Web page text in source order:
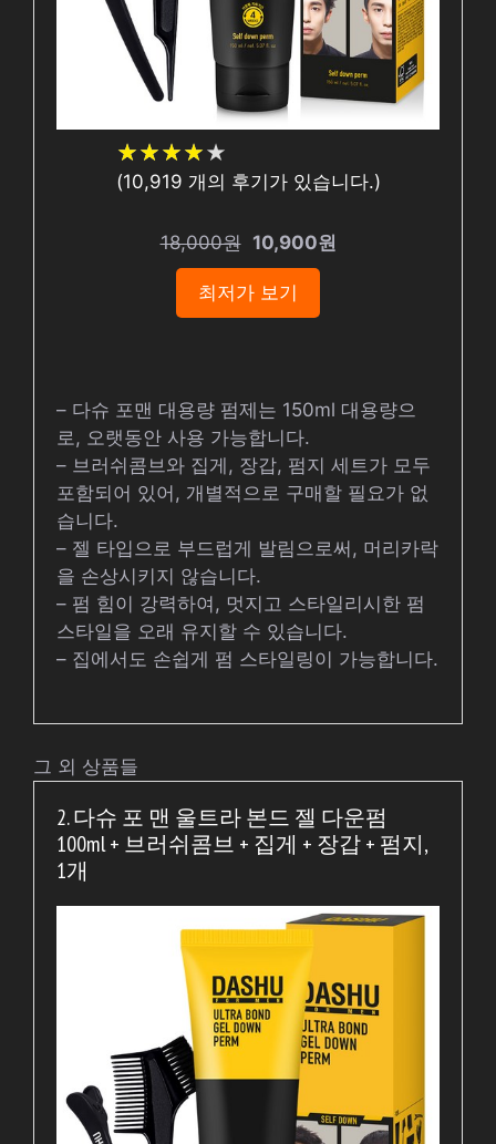
★★★★★
★★★★★
(10,919 개의 후기가 있습니다.)
18,000원 10,900원
최저가 보기
– 다슈 포맨 대용량 펌제는 150ml 대용량으
로, 오랫동안 사용 가능합니다.
– 브러쉬콤브와 집게, 장갑, 펌지 세트가 모두
포함되어 있어, 개별적으로 구매할 필요가 없
습니다.
– 젤 타입으로 부드럽게 발림으로써, 머리카락
을 손상시키지 않습니다.
– 펌 힘이 강력하여, 멋지고 스타일리시한 펌
스타일을 오래 유지할 수 있습니다.
– 집에서도 손쉽게 펌 스타일링이 가능합니다.
그 외 상품들
2. 다슈 포 맨 울트라 본드 젤 다운펌
100ml + 브러쉬콤브 + 집게 + 장갑 + 펌지,
1개